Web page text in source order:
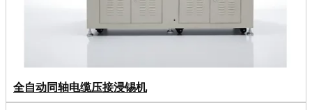
全自动同轴电缆压接浸锡机